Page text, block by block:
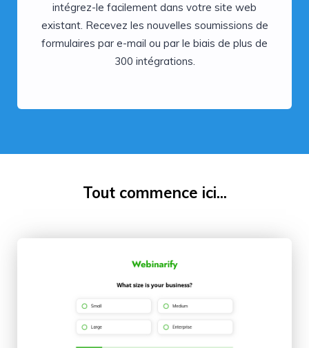
intégrez-le facilement dans votre site web
existant. Recevez les nouvelles soumissions de
formulaires par e-mail ou par le biais de plus de
300 intégrations.
Tout commence ici...